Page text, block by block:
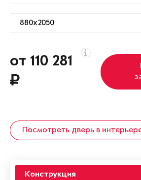
от 110 281
Посмотреть дверь в
Конструкция